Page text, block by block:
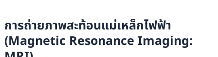
การถ่ายภาพสะท้อนแม่เหล็กไฟฟ้า
(Magnetic Resonance Imaging: